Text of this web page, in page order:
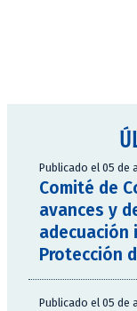
Publicado el 05 de
Comité de
avances y
adecuación
Protección
Publicado el 05 de